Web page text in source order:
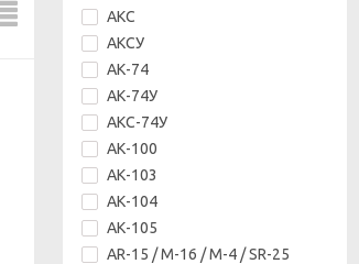
АКС
АКСУ
АК-74
АК-74У
АКС-74У
АК-100
АК-103
АК-104
АК-105
AR-15 / M-16 / M-4 / SR-25